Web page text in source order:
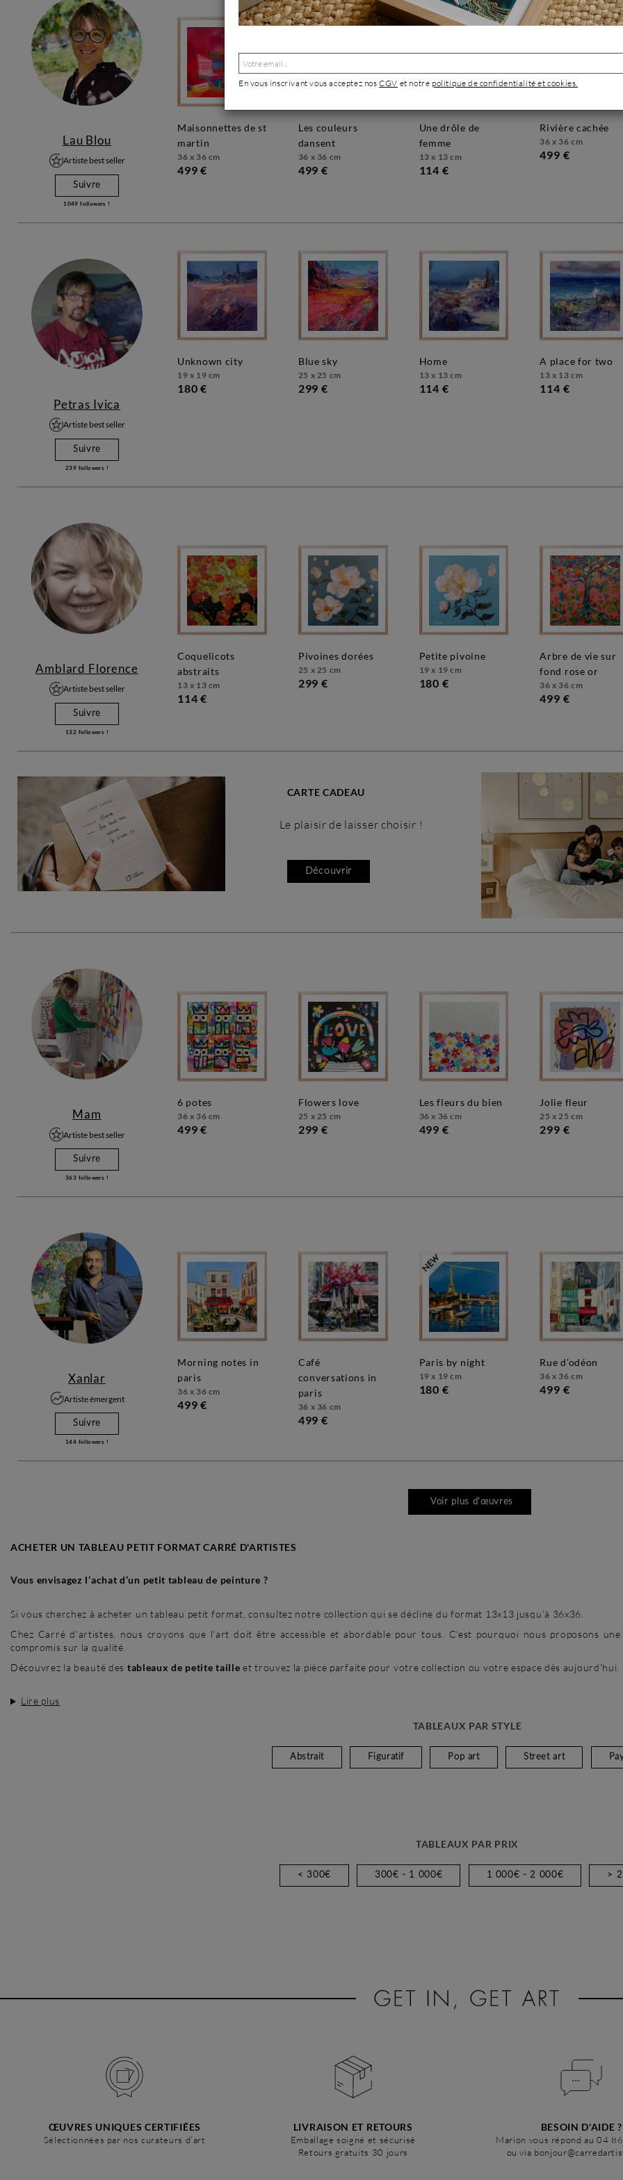
Lau Blou
Artiste best seller
Suivre
1049 followers !
maisonnettes de st
martin
36 x 36 cm
499 €
les couleurs
dansent
36 x 36 cm
499 €
une drôle de
femme
13 x 13 cm
114 €
rivière cachée
36 x 36 cm
499 €
Petras Ivica
Artiste best seller
Suivre
239 followers !
unknown city
19 x 19 cm
180 €
blue sky
25 x 25 cm
299 €
home
13 x 13 cm
114 €
a place for two
13 x 13 cm
114 €
Amblard Florence
Artiste best seller
Suivre
132 followers !
coquelicots
abstraits
13 x 13 cm
114 €
pivoines dorées
25 x 25 cm
299 €
petite pivoine
19 x 19 cm
180 €
arbre de vie sur
fond rose or
36 x 36 cm
499 €
CARTE CADEAU
Le plaisir de laisser choisir !
Découvrir
Mam
Artiste best seller
Suivre
363 followers !
6 potes
36 x 36 cm
499 €
flowers love
25 x 25 cm
299 €
les fleurs du bien
36 x 36 cm
499 €
jolie fleur
25 x 25 cm
299 €
Xanlar
Artiste émergent
Suivre
144 followers !
morning notes in
paris
36 x 36 cm
499 €
café
conversations in
paris
36 x 36 cm
499 €
paris by night
19 x 19 cm
180 €
rue d’odéon
36 x 36 cm
499 €
Voir plus d'œuvres
ACHETER UN TABLEAU PETIT FORMAT CARRÉ D'ARTISTES
Vous envisagez l’achat d’un petit tableau de peinture ?
Si vous cherchez à acheter un tableau petit format, consultez notre collection qui se décline du format 13x13 jusqu'à 36x36.
Chez Carré d'artistes, nous croyons que l'art doit être accessible et abordable pour tous. C'est pourquoi nous proposons
compromis sur la qualité.
Découvrez la beauté des tableaux de petite taille et trouvez la pièce parfaite pour votre collection ou votre espace dès aujourd'hui.
Lire plus
TABLEAUX PAR STYLE
Abstrait Figuratif Pop art Street art
TABLEAUX PAR PRIX
< 300€ 300€ - 1 000€ 1 000€ - 2 000€ >
ŒUVRES UNIQUES CERTIFIÉES
Sélectionnées par nos curateurs d’art
LIVRAISON ET RETOURS
Emballage soigné et sécurisé
Retours gratuits 30 jours
BESOIN D'AIDE ?
Marion vous répond au 04
ou via
En vous inscrivant vous acceptez nosCGV et notre politique de confidentialité et cookies.